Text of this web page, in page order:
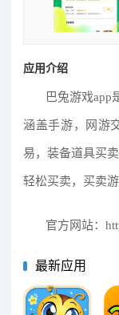
应用介绍
巴兔游戏app
涵盖手游，网游
易，装备道具买
轻松买卖，买卖
官方网站：
最新应用